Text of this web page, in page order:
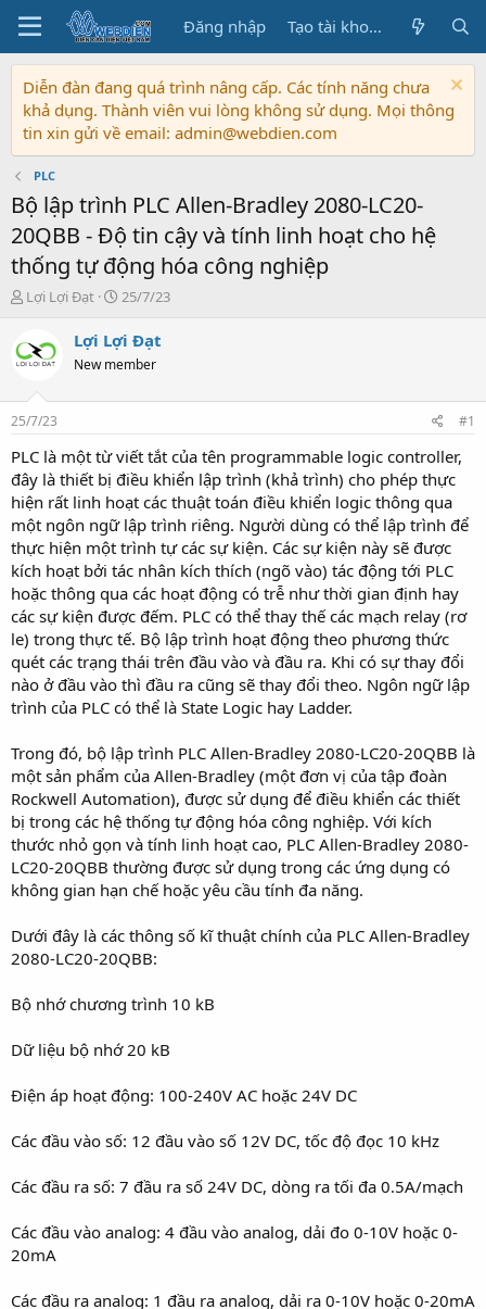
Đăng nhập Tạo tài khoản
Diễn đàn đang quá trình nâng cấp. Các tính năng chưa
khả dụng. Thành viên vui lòng không sử dụng. Mọi thông
tin xin gửi về email: admin@webdien.com
PLC
Bộ lập trình PLC Allen-Bradley 2080-LC20-
20QBB - Độ tin cậy và tính linh hoạt cho hệ
thống tự động hóa công nghiệp
T
e
s
t
a
r
t
e
r
Lợi Lợi Đạt
N
à
b
ầ
u
25/7/23
Lợi Lợi Đạt
New member
25/7/23 #1
PLC là một từ viết tắt của tên programmable logic controller,
đây là thiết bị điều khiển lập trình (khả trình) cho phép thực
hiện rất linh hoạt các thuật toán điều khiển logic thông qua
một ngôn ngữ lập trình riêng. Người dùng có thể lập trình để
thực hiện một trình tự các sự kiện. Các sự kiện này sẽ được
kích hoạt bởi tác nhân kích thích (ngõ vào) tác động tới PLC
hoặc thông qua các hoạt động có trễ như thời gian định hay
các sự kiện được đếm. PLC có thể thay thế các mạch relay (rơ
le) trong thực tế. Bộ lập trình hoạt động theo phương thức
quét các trạng thái trên đầu vào và đầu ra. Khi có sự thay đổi
nào ở đầu vào thì đầu ra cũng sẽ thay đổi theo. Ngôn ngữ lập
trình của PLC có thể là State Logic hay Ladder.
Trong đó, bộ lập trình PLC Allen-Bradley 2080-LC20-20QBB là
một sản phẩm của Allen-Bradley (một đơn vị của tập đoàn
Rockwell Automation), được sử dụng để điều khiển các thiết
bị trong các hệ thống tự động hóa công nghiệp. Với kích
thước nhỏ gọn và tính linh hoạt cao, PLC Allen-Bradley 2080-
LC20-20QBB thường được sử dụng trong các ứng dụng có
không gian hạn chế hoặc yêu cầu tính đa năng.
Dưới đây là các thông số kĩ thuật chính của PLC Allen-Bradley
2080-LC20-20QBB:
Bộ nhớ chương trình 10 kB
Dữ liệu bộ nhớ 20 kB
Điện áp hoạt động: 100-240V AC hoặc 24V DC
Các đầu vào số: 12 đầu vào số 12V DC, tốc độ đọc 10 kHz
Các đầu ra số: 7 đầu ra số 24V DC, dòng ra tối đa 0.5A/mạch
Các đầu vào analog: 4 đầu vào analog, dải đo 0-10V hoặc 0-
20mA
Các đầu ra analog: 1 đầu ra analog, dải ra 0-10V hoặc 0-20mA